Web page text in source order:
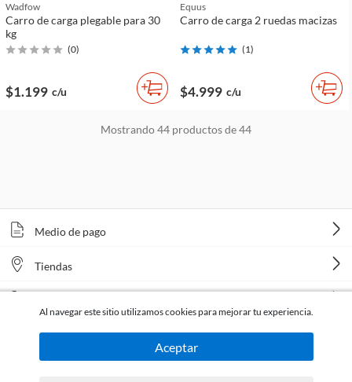
Wadfow
Carro de carga plegable para 30
kg
(0)
$1.199 c/u
Equus
Carro de carga 2 ruedas macizas
(1)
$4.999 c/u
Mostrando44 productos de44
Medio de pago
Tiendas
Al navegar este sitio utilizamos cookies para mejorar tu experiencia.
Aceptar